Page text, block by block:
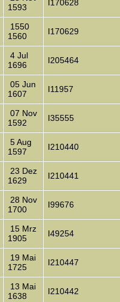
1593
I170628
1550
1560
I170629
4 Jul
1696
I205464
05 Jun
1607
I11957
07 Nov
1592
I35555
5 Aug
1597
I210440
23 Dez
1629
I210441
28 Nov
1700
I99676
15 Mrz
1905
I49254
19 Mai
1725
I210447
13 Mai
1638
I210442